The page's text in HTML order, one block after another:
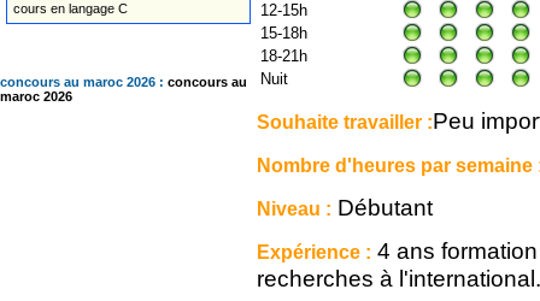
cours en langage C
concours au maroc 2026 : concours au
maroc 2026
12-15h
15-18h
18-21h
Nuit
Souhaite travailler :Peu
Nombre d'heures par semaine
Niveau : Débutant
Expérience : 4 ans
recherches à l'international.